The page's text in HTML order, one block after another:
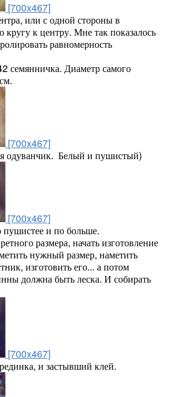
[700x467]
или с одной стороны в
кругу к центру. Мне так показалось
равномерность
семянничка. Диаметр самого
[700x467]
одуванчик. Белый и пушистый)
[700x467]
и по больше.
размера, начать изготовление
нужный размер, наметить
изготовить его... а потом
должна быть леска. И собирать
[700x467]
и застывший клей.